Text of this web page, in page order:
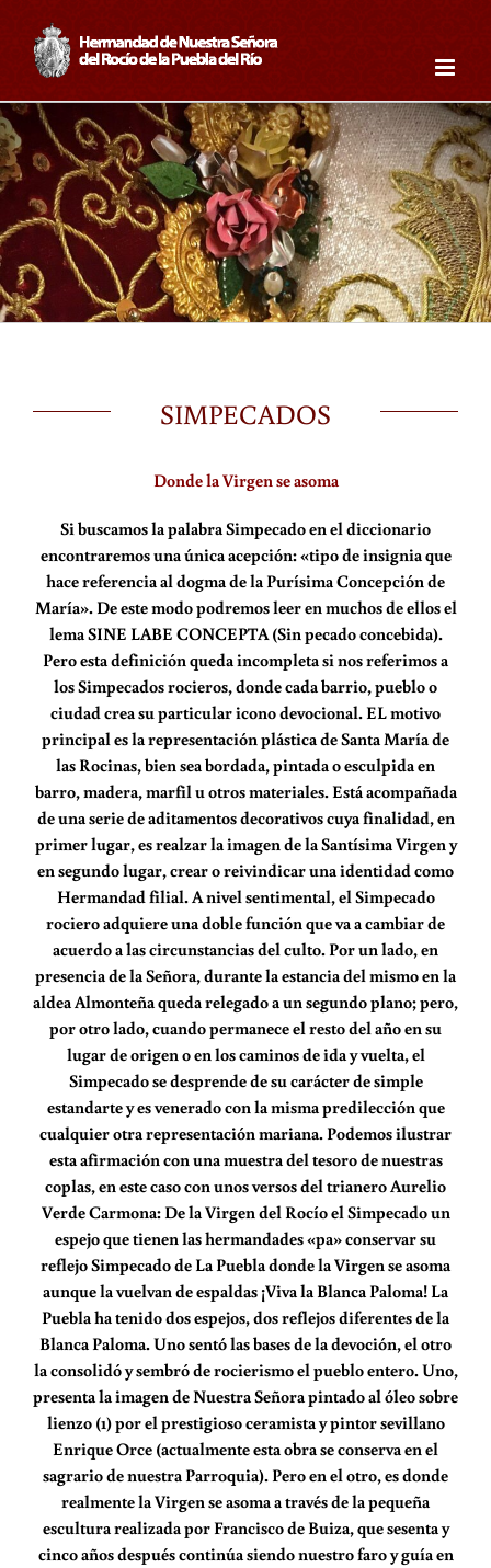
contenido
SIMPECADOS
Donde la Virgen se asoma
Si buscamos la palabra Simpecado en el diccionario
encontraremos una única acepción: «tipo de insignia que
hace referencia al dogma de la Purísima Concepción de
María». De este modo podremos leer en muchos de ellos el
lema SINE LABE CONCEPTA (Sin pecado concebida).
Pero esta definición queda incompleta si nos referimos a
los Simpecados rocieros, donde cada barrio, pueblo o
ciudad crea su particular icono devocional. EL motivo
principal es la representación plástica de Santa María de
las Rocinas, bien sea bordada, pintada o esculpida en
barro, madera, marfil u otros materiales. Está acompañada
de una serie de aditamentos decorativos cuya finalidad, en
primer lugar, es realzar la imagen de la Santísima Virgen y
en segundo lugar, crear o reivindicar una identidad como
Hermandad filial. A nivel sentimental, el Simpecado
rociero adquiere una doble función que va a cambiar de
acuerdo a las circunstancias del culto. Por un lado, en
presencia de la Señora, durante la estancia del mismo en la
aldea Almonteña queda relegado a un segundo plano; pero,
por otro lado, cuando permanece el resto del año en su
lugar de origen o en los caminos de ida y vuelta, el
Simpecado se desprende de su carácter de simple
estandarte y es venerado con la misma predilección que
cualquier otra representación mariana. Podemos ilustrar
esta afirmación con una muestra del tesoro de nuestras
coplas, en este caso con unos versos del trianero Aurelio
Verde Carmona: De la Virgen del Rocío el Simpecado un
espejo que tienen las hermandades «pa» conservar su
reflejo Simpecado de La Puebla donde la Virgen se asoma
aunque la vuelvan de espaldas ¡Viva la Blanca Paloma! La
Puebla ha tenido dos espejos, dos reflejos diferentes de la
Blanca Paloma. Uno sentó las bases de la devoción, el otro
la consolidó y sembró de rocierismo el pueblo entero. Uno,
presenta la imagen de Nuestra Señora pintado al óleo sobre
lienzo (1) por el prestigioso ceramista y pintor sevillano
Enrique Orce (actualmente esta obra se conserva en el
sagrario de nuestra Parroquia). Pero en el otro, es donde
realmente la Virgen se asoma a través de la pequeña
escultura realizada por Francisco de Buiza, que sesenta y
cinco años después continúa siendo nuestro faro y guía en